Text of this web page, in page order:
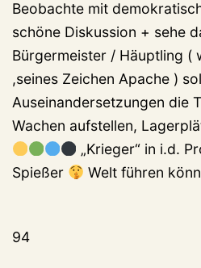
Beobachte mit
schöne Diskussion + sehe
Bürgermeister / Häuptling (
,seines Zeichen Apache )
Auseinandersetzungen die
Wachen aufstellen,
„Krieger“ in i.d.
Spießer
Welt führen
94